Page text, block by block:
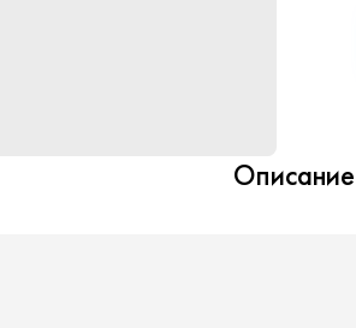
Описание